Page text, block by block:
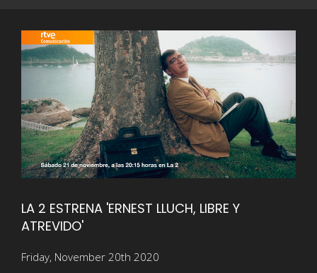
LA 2 ESTRENA 'ERNEST LLUCH, LIBRE Y
ATREVIDO'
Friday, November 20th 2020